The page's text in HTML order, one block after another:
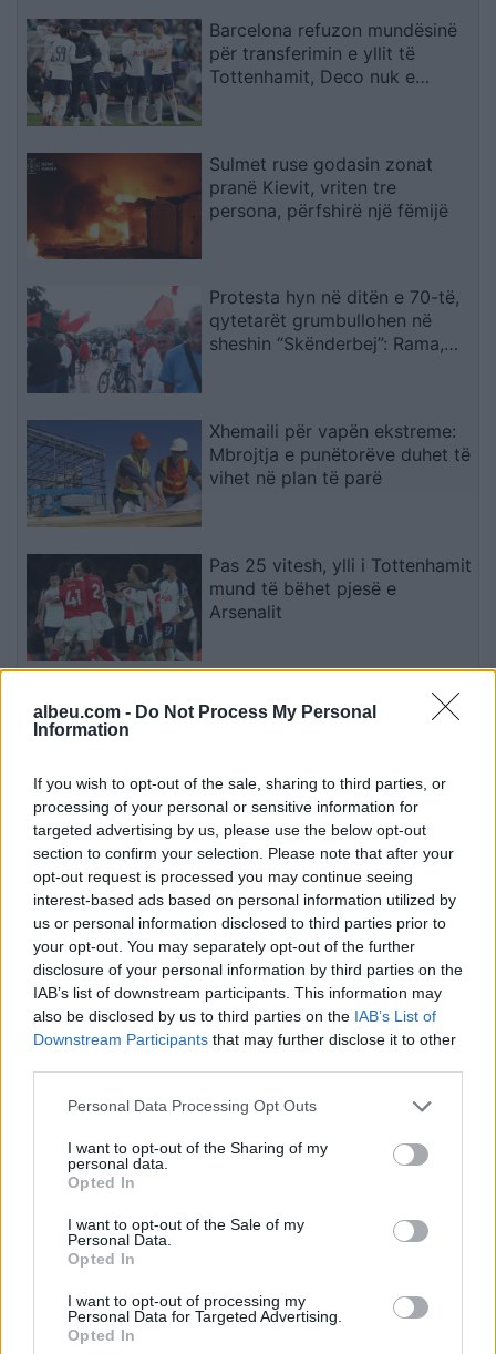
albeu.com - Do Not Process My Personal
Information
If you wish to opt-out of the sale, sharing to third parties, or
processing of your personal or sensitive information for
targeted advertising by us, please use the below opt-out
section to confirm your selection. Please note that after your
opt-out request is processed you may continue seeing
interest-based ads based on personal information utilized by
us or personal information disclosed to third parties prior to
your opt-out. You may separately opt-out of the further
disclosure of your personal information by third parties on the
IAB’s list of downstream participants. This information may
also be disclosed by us to third parties on the IAB’s List of
Downstream Participants that may further disclose it to other
Personal Data Processing Opt Outs
I want to opt-out of the Sharing of my
personal data.
Opted In
I want to opt-out of the Sale of my
Personal Data.
Opted In
I want to opt-out of processing my
Personal Data for Targeted Advertising.
Opted In
Barcelona refuzon mundësinë
për transferimin e yllit të
Tottenhamit, Deco nuk e
Sulmet ruse godasin zonat
pranë Kievit, vriten tre
persona, përfshirë një fëmijë
Protesta hyn në ditën e 70-të,
qytetarët grumbullohen në
sheshin “Skënderbej”: Rama,
Xhemaili për vapën ekstreme:
Mbrojtja e punëtorëve duhet të
vihet në plan të parë
Pas 25 vitesh, ylli i Tottenhamit
mund të bëhet pjesë e
Arsenalit
Ukraina arrin marrëveshje me
SHBA-në për furnizime mujore
Esim for Global|Esim for Europe|
Esim for Caribbean
Esim for USA
for Asia|Esim for World Cup 2026|Esim for Saudi
Arabia|Esim for Egypt